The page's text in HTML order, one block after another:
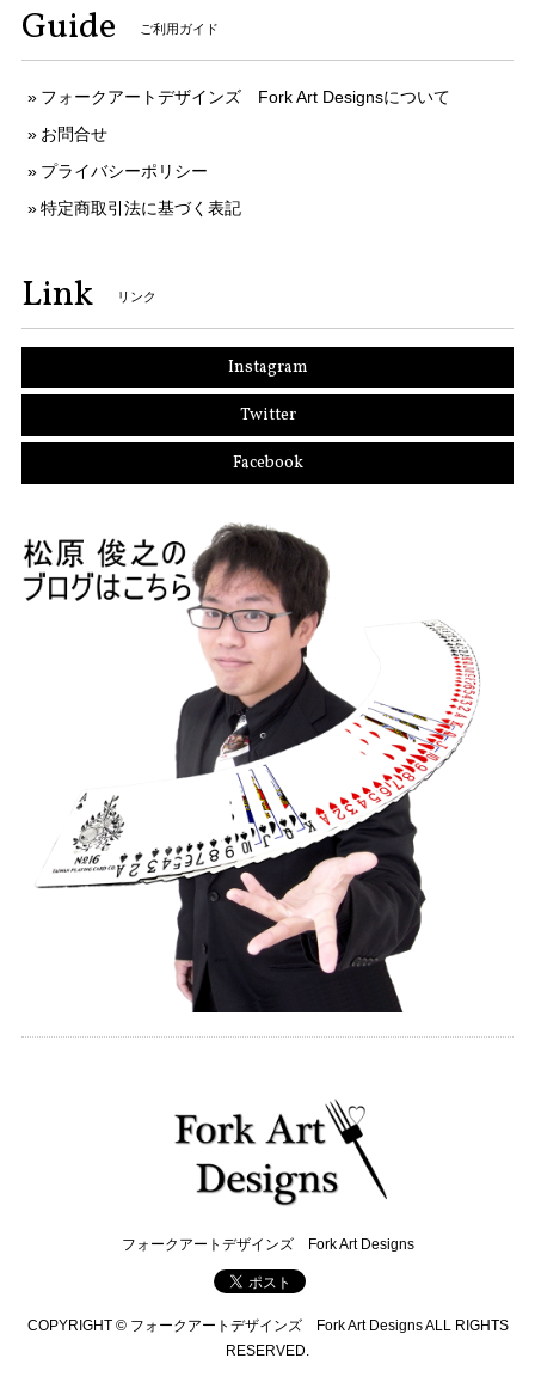
Guide ご利用ガイド
フォークアートデザインズ Fork Art Designsについて
お問合せ
プライバシーポリシー
特定商取引法に基づく表記
Link リンク
Instagram
Twitter
Facebook
フォークアートデザインズ Fork Art Designs
COPYRIGHT © フォークアートデザインズ Fork Art Designs ALL RIGHTS
RESERVED.